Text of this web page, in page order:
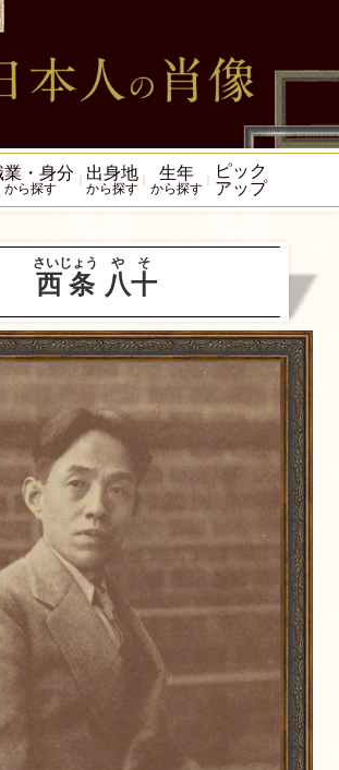
業・身分
から探す
出身地
から探す
生年
から探す
ピック
アップ
西条
さいじょう
八十
やそ